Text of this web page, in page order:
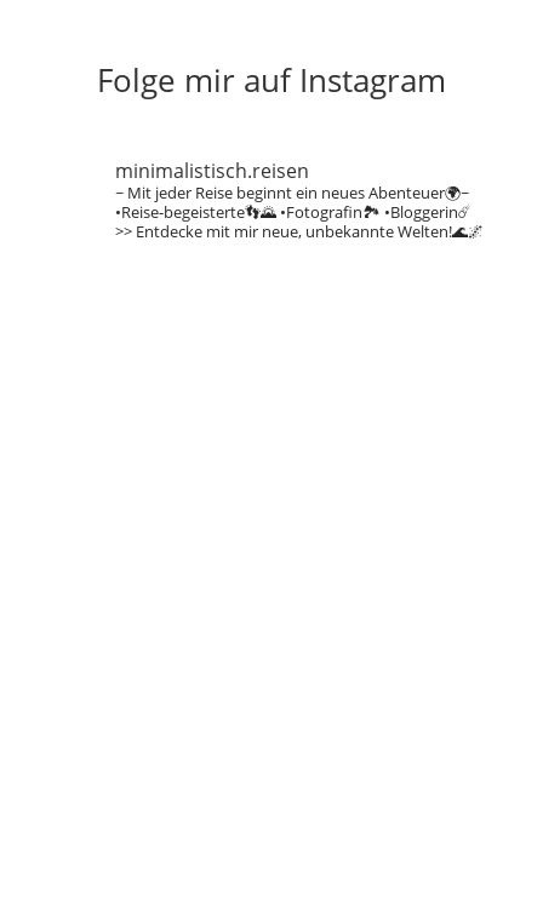
Folge mir auf Instagram
minimalistisch.reisen
~ Mit jeder Reise beginnt ein neues Abenteuer🌍~
•Reise-begeisterte👣🌄•Fotografin🏞️ •Bloggerin☄️
>> Entdecke mit mir neue, unbekannte Welten!🌊🌌